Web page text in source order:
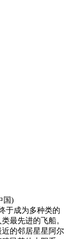
国)
于成为多种类的
最先进的飞船。
的邻居星星阿尔